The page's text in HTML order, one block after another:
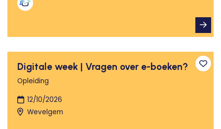
Digitale week | Vragen over e-boeken?
Opleiding
12/10/2026
Wevelgem